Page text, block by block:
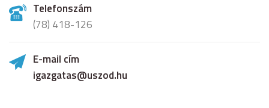
Telefonszám
(78) 418-126
E-mail cím
igazgatas@uszod.hu